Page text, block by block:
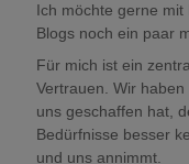
Ich möchte gerne
Blogs noch ein paar
Für mich ist ein
Vertrauen. Wir
uns geschaffen hat,
Bedürfnisse besser
und uns annimmt.